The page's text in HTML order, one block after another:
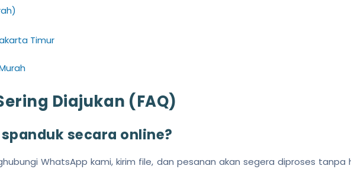
Timur
Diajukan (FAQ)
secara online?
WhatsApp kami, kirim file, dan pesanan akan segera diproses tanpa